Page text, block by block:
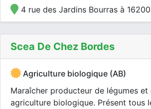
4 rue des Jardins Bourras à
Scea De Chez Bordes
Agriculture biologique (AB)
Maraîcher producteur de légumes et
agriculture biologique. Présent tous